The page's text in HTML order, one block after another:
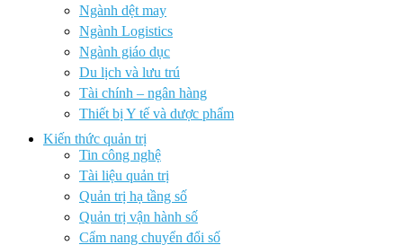
Ngành dệt may
Ngành Logistics
Ngành giáo dục
Du lịch và lưu trú
Tài chính – ngân hàng
Thiết bị Y tế và dược phẩm
Kiến thức quản trị
Tin công nghệ
Tài liệu quản trị
Quản trị hạ tầng số
Quản trị vận hành số
Cẩm nang chuyển đổi số